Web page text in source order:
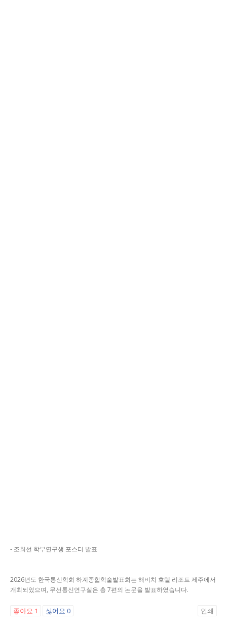
- 조희선 학부연구생 포스터 발표
2026년도 한국통신학회 하계종합학술발표회는 해비치 호텔 리조트 제주에서
개최되었으며, 무선통신연구실은 총 7편의 논문을 발표하였습니다.
좋아요 1 싫어요 0 인쇄